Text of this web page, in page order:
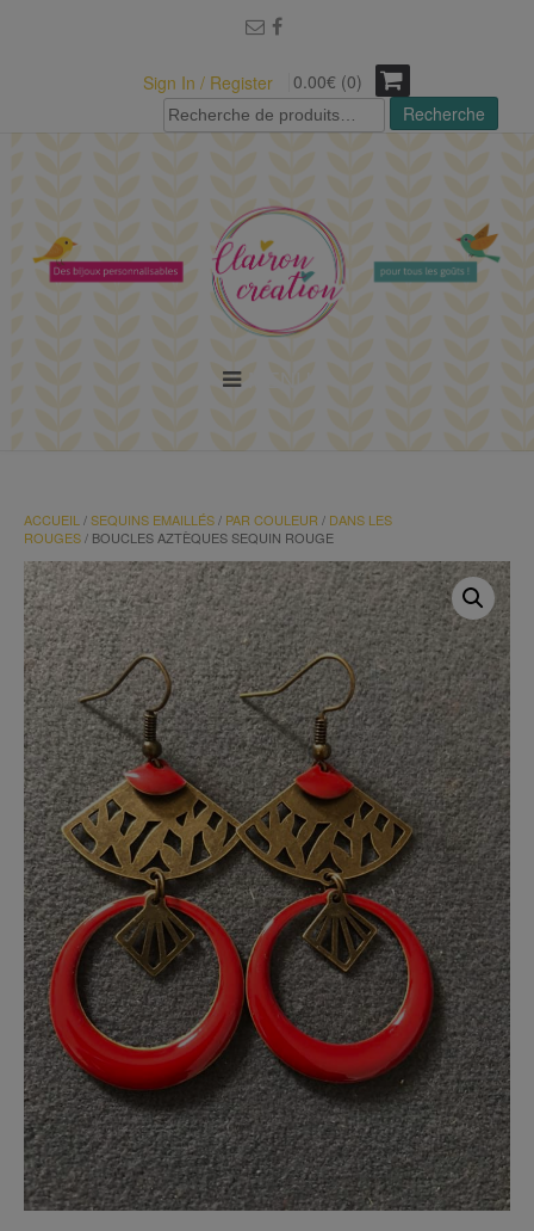
Sign In / Register
0.00€ (0)
Recherche
pour :
Recherche
ACCUEIL /SEQUINS EMAILLÉS/ PAR COULEUR / DANS LES
ROUGES/ BOUCLES AZTÈQUES SEQUIN ROUGE